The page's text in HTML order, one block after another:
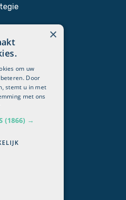
×
om uw
Door
stemt u in met
met ons
(1866) →